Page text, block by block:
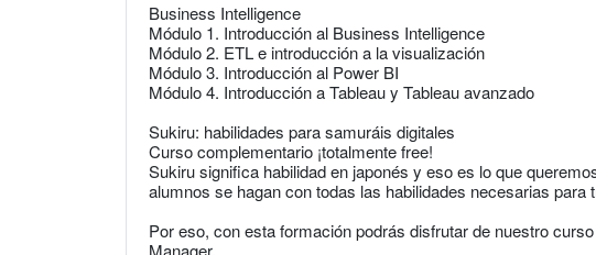
Business Intelligence
Módulo 1. Introducción al Business Intelligence
Módulo 2. ETL e introducción a la visualización
Módulo 3. Introducción al Power BI
Módulo 4. Introducción a Tableau y Tableau avanzado
Sukiru: habilidades para samuráis digitales
Curso complementario ¡totalmente free!
Sukiru significa habilidad en japonés y eso es lo que
alumnos se hagan con todas las habilidades necesarias para
Por eso, con esta formación podrás disfrutar de nuestro
Manager.